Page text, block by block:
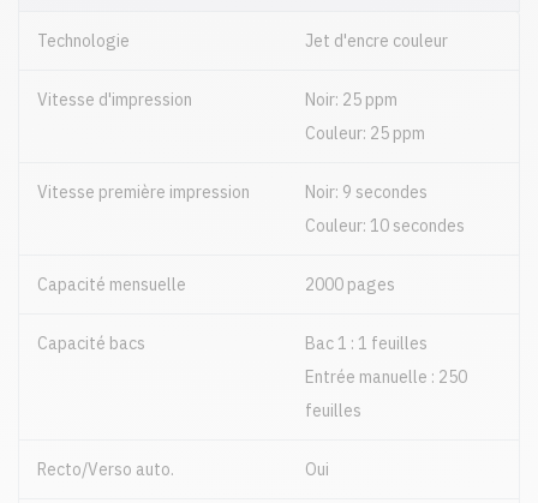
Technologie Jet d'encre couleur
Vitesse d'impression
Noir: 25 ppm
Couleur: 25 ppm
Vitesse première impression
Noir: 9 secondes
Couleur: 10 secondes
Capacité mensuelle 2000 pages
Capacité bacs
Bac 1 : 1 feuilles
Entrée manuelle : 250
feuilles
Recto/Verso auto. Oui